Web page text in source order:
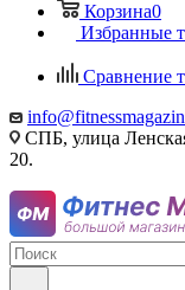
Корзина0
Избранные
Сравнение
СПБ, улица
20.